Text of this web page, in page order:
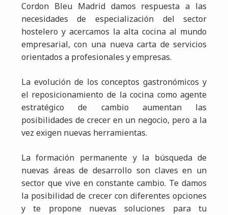
Cordon Bleu Madrid damos respuesta a las
necesidades de especialización del sector
hostelero y acercamos la alta cocina al mundo
empresarial, con una nueva carta de servicios
orientados a profesionales y empresas.
La evolución de los conceptos gastronómicos y
el reposicionamiento de la cocina como agente
estratégico de cambio aumentan las
posibilidades de crecer en un negocio, pero a la
vez exigen nuevas herramientas.
La formación permanente y la búsqueda de
nuevas áreas de desarrollo son claves en un
sector que vive en constante cambio. Te damos
la posibilidad de crecer con diferentes opciones
y te propone nuevas soluciones para tu